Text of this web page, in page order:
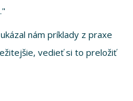
nám príklady z praxe
vedieť si to preložiť